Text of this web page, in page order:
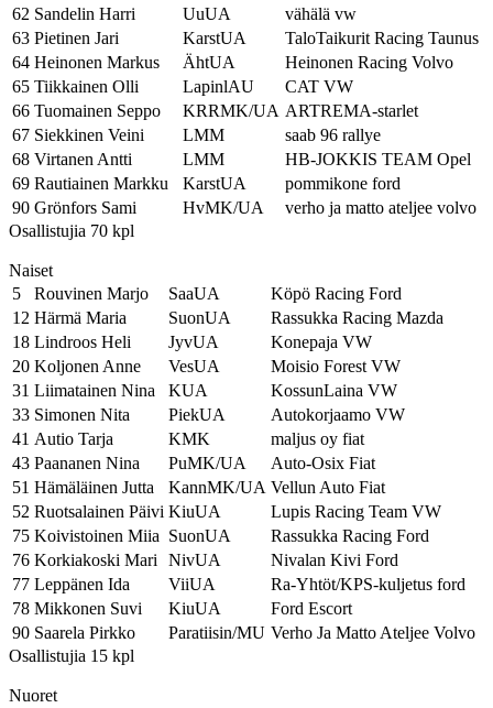
62 Sandelin Harri UuUA
vähälä vw
63 Pietinen Jari KarstUA
TaloTaikurit Racing Taunus
64 Heinonen Markus ÄhtUA
Heinonen Racing Volvo
65 Tiikkainen Olli LapinlAU
CAT VW
66 Tuomainen Seppo KRRMK/UA ARTREMA-starlet
67 Siekkinen Veini LMM
saab 96 rallye
68 Virtanen Antti LMM
HB-JOKKIS TEAM Opel
69 Rautiainen Markku KarstUA
pommikone ford
90 Grönfors Sami HvMK/UA
verho ja matto ateljee volvo
Osallistujia 70 kpl
Naiset
5
Rouvinen Marjo SaaUA
Köpö Racing Ford
12 Härmä Maria SuonUA
Rassukka Racing Mazda
18 Lindroos Heli JyvUA
Konepaja VW
20 Koljonen Anne VesUA
Moisio Forest VW
31 Liimatainen Nina KUA
KossunLaina VW
33 Simonen Nita PiekUA
Autokorjaamo VW
41 Autio Tarja KMK
maljus oy fiat
43 Paananen Nina PuMK/UA
Auto-Osix Fiat
51 Hämäläinen Jutta KannMK/UA Vellun Auto Fiat
52 Ruotsalainen Päivi KiuUA
Lupis Racing Team VW
75 Koivistoinen Miia SuonUA
Rassukka Racing Ford
76 Korkiakoski Mari NivUA
Nivalan Kivi Ford
77 Leppänen Ida ViiUA
Ra-Yhtöt/KPS-kuljetus ford
78 Mikkonen Suvi KiuUA
Ford Escort
90 Saarela Pirkko Paratiisin/MU Verho Ja Matto Ateljee Volvo
Osallistujia 15 kpl
Nuoret